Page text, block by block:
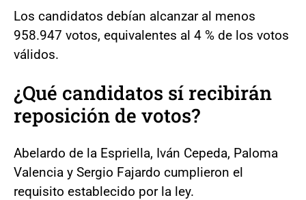
Los candidatos debían alcanzar al menos
958.947 votos, equivalentes al 4 % de los votos
válidos.
¿Qué candidatos sí recibirán
reposición de votos?
Abelardo de la Espriella, Iván Cepeda, Paloma
Valencia y Sergio Fajardo cumplieron el
requisito establecido por la ley.